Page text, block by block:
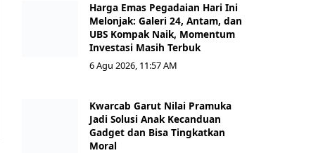
Harga Emas Pegadaian Hari Ini
Melonjak: Galeri 24, Antam, dan
UBS Kompak Naik, Momentum
Investasi Masih Terbuk
6 Agu 2026, 11:57 AM
Kwarcab Garut Nilai Pramuka
Jadi Solusi Anak Kecanduan
Gadget dan Bisa Tingkatkan
Moral